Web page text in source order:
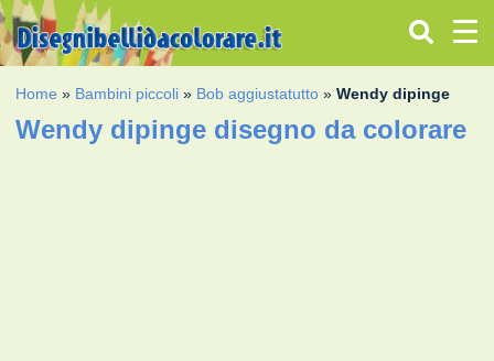
Home » Bambini piccoli » Bob aggiustatutto »Wendy dipinge
Wendy dipinge disegno da colorare